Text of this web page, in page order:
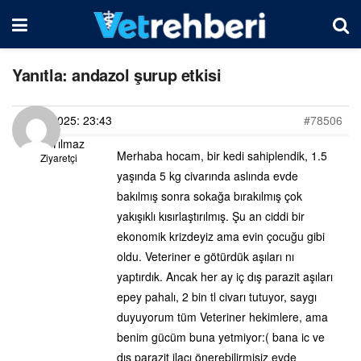
Yanıtla: andazol şurup etkisi
23/03/2025: 23:43
#78506
Asya Yılmaz
Ziyaretçi
Merhaba hocam, bir kedi sahiplendik, 1.5
yaşında 5 kg civarında aslında evde
bakılmış sonra sokağa bırakılmış çok
yakışıklı kısırlaştırılmış. Şu an ciddi bir
ekonomik krizdeyiz ama evin çocuğu gibi
oldu. Veteriner e götürdük aşıları nı
yaptırdık. Ancak her ay iç dış parazit aşıları
epey pahalı, 2 bin tl civarı tutuyor, saygı
duyuyorum tüm Veteriner hekimlere, ama
benim gücüm buna yetmiyor:( bana ic ve
dış parazit ilacı önerebilirmisiz evde